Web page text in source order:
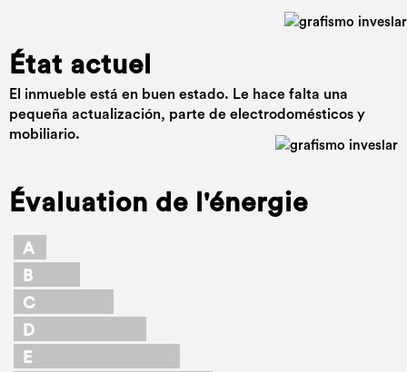
État actuel
El inmueble está en buen estado. Le hace falta una
pequeña actualización, parte de electrodomésticos y
mobiliario.
Évaluation de l'énergie
A
B
C
D
E